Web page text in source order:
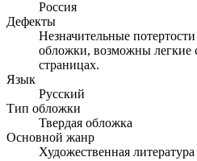
Россия
Дефекты
Незначительные
обложки, возможны легкие
страницах.
Язык
Русский
Тип обложки
Твердая обложка
Основной жанр
Художественная литература